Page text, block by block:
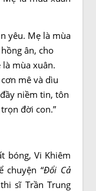
yêu. Mẹ là mùa
ân, cho
mùa xuân.
mê và dìu
niềm tin, tôn
đời con.”
bóng, Vi Khiêm
chuyện “Đổi Cả
sĩ Trần Trung